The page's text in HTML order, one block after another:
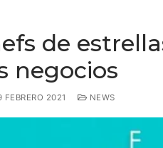
de
negocios
FEBRERO 2021 NEWS